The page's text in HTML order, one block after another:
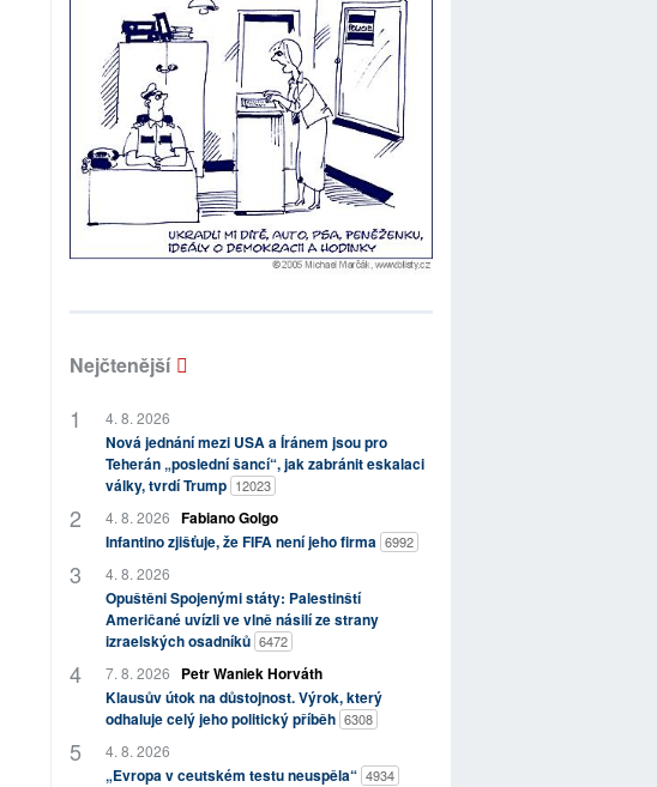
Nejčtenější
4. 8. 2026
Nová jednání mezi USA a Íránem jsou pro
Teherán „poslední šancí“, jak zabránit eskalaci
války, tvrdí Trump 12023
4. 8. 2026 Fabiano Golgo
Infantino zjišťuje, že FIFA není jeho firma 6992
4. 8. 2026
Opuštěni Spojenými státy: Palestinští
Američané uvízli ve vlně násilí ze strany
izraelských osadníků 6472
7. 8. 2026
Petr Waniek Horváth
Klausův útok na důstojnost. Výrok, který
odhaluje celý jeho politický příběh 6308
4. 8. 2026
„Evropa v ceutském testu neuspěla“ 4934